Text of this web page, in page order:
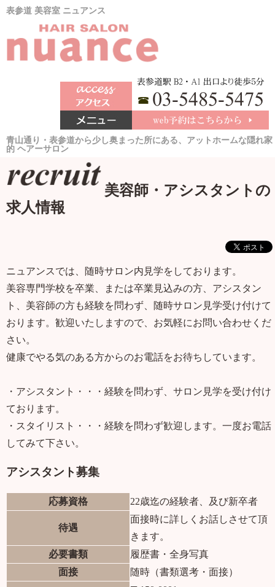
表参道 美容室 ニュアンス
青山通り・表参道から少し奥まった所にある、アットホームな隠れ家
的 ヘアーサロン
美容師・アシスタントの
求人情報
ニュアンスでは、随時サロン内見学をしております。
美容専門学校を卒業、または卒業見込みの方、アシスタン
ト、美容師の方も経験を問わず、随時サロン見学受け付けて
おります。歓迎いたしますので、お気軽にお問い合わせくだ
さい。
健康でやる気のある方からのお電話をお待ちしています。
・アシスタント・・・経験を問わず、サロン見学を受け付け
ております。
・スタイリスト・・・経験を問わず歓迎します。一度お電話
してみて下さい。
アシスタント募集
応募資格 22歳迄の経験者、及び新卒者
待遇
面接時に詳しくお話しさせて頂
きます。
必要書類
履歴書・全身写真
面接
随時（書類選考・面接）